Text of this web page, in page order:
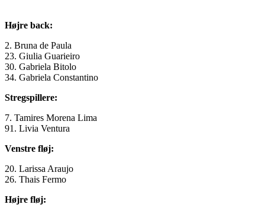
Højre back:
2. Bruna de Paula
23. Giulia Guarieiro
30. Gabriela Bitolo
34. Gabriela Constantino
Stregspillere:
7. Tamires Morena Lima
91. Livia Ventura
Venstre fløj:
20. Larissa Araujo
26. Thais Fermo
Højre fløj: